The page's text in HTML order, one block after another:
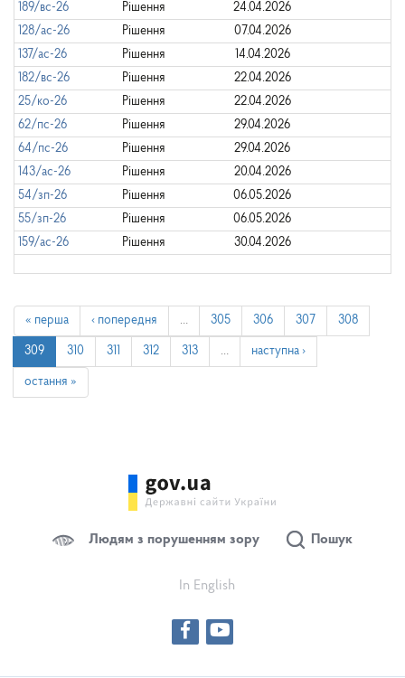
189/вс-26
Рішення
24.04.2026
128/ас-26
Рішення
07.04.2026
137/ас-26
Рішення
14.04.2026
182/вс-26
Рішення
22.04.2026
25/ко-26
Рішення
22.04.2026
62/пс-26
Рішення
29.04.2026
64/пс-26
Рішення
29.04.2026
143/ас-26
Рішення
20.04.2026
54/зп-26
Рішення
06.05.2026
55/зп-26
Рішення
06.05.2026
159/ас-26
Рішення 30.04.2026
« перша ‹ попередня … 305 306 307 308
309 310 311 312 313 … наступна ›
остання »
Людям з порушенням зору Пошук
In English